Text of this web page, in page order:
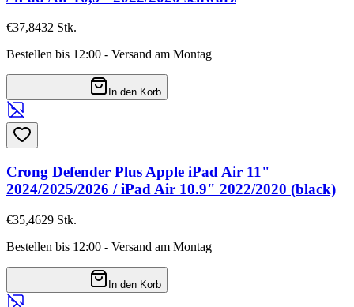
€37,8432 Stk.
Bestellen bis 12:00 - Versand am Montag
In den Korb
Crong Defender Plus Apple iPad Air 11"
2024/2025/2026 / iPad Air 10.9" 2022/2020 (black)
€35,4629 Stk.
Bestellen bis 12:00 - Versand am Montag
In den Korb